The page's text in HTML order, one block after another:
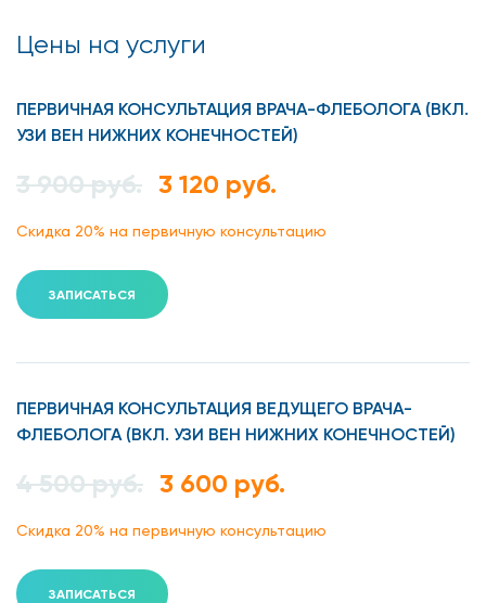
после сна. Другие признаки отсутствуют.
симптомы:
чувствуется натяжение кожи;
болевые ощущения в конечностях;
возникают судороги;
Чем опасен лимфостаз
Цены на услуги
ПЕРВИЧНАЯ КОНСУЛЬТАЦИЯ ВРАЧА-ФЛЕБОЛОГА (ВКЛ.
УЗИ ВЕН НИЖНИХ КОНЕЧНОСТЕЙ)
3 900 руб. 3 120 руб.
Скидка 20% на первичную консультацию
ЗАПИСАТЬСЯ
ПЕРВИЧНАЯ КОНСУЛЬТАЦИЯ ВЕДУЩЕГО ВРАЧА-
ФЛЕБОЛОГА (ВКЛ. УЗИ ВЕН НИЖНИХ КОНЕЧНОСТЕЙ)
4 500 руб. 3 600 руб.
Скидка 20% на первичную консультацию
ЗАПИСАТЬСЯ